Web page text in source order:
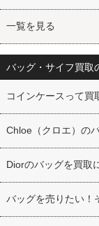
一覧を見る
バッグ・サイフ買取
コインケースって買
Chloe（クロエ）の
Diorのバッグを買取
バッグを売りたい！